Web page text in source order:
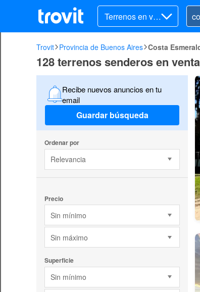
Terrenos en ve
nta
Trovit Provincia de Buenos Aires Costa
128 terrenos senderos en
Recibe nuevos anuncios en tu
email
Guardar búsqueda
Ordenar por
Relevancia
Precio
Sin mínimo
Sin máximo
Superficie
Sin mínimo